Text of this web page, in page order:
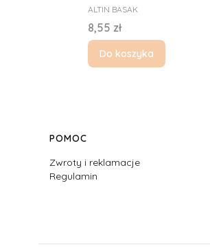
PRODUCENT
ALTIN BASAK
Cena
8,55 zł
Do koszyka
Linki w stopce
POMOC
Zwroty i reklamacje
Regulamin